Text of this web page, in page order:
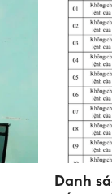
Danh